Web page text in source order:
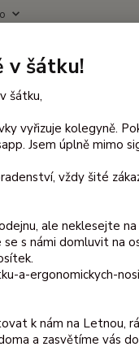
(Po-
na dudlík
ZDARMA
v šátku!
šátku,
vyřizuje kolegyně.
Jsem úplně mimo
vždy šité
ale neklesejte na
s námi domluvit na
a-ergonomickych-
k nám na Letnou,
a zasvětíme vás